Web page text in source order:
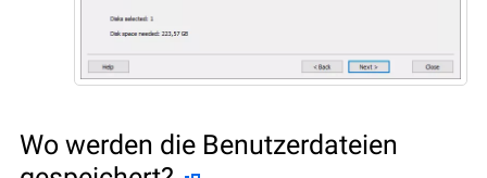
Wo werden die Benutzerdateien